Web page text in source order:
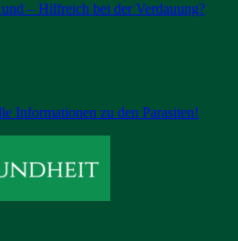
– Hilfreich bei der Verdauung?
Informationen zu den Parasiten!